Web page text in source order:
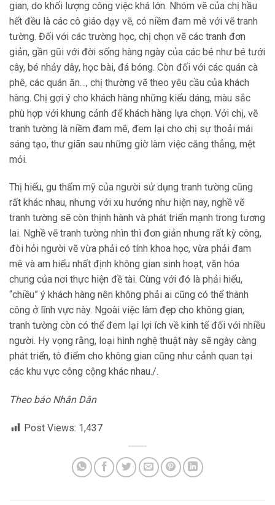
gian, do khối lượng công việc khá lớn. Nhóm vẽ của chị hầu
hết đều là các cô giáo dạy vẽ, có niềm đam mê với vẽ tranh
tường. Đối với các trường học, chị chọn vẽ các tranh đơn
giản, gần gũi với đời sống hàng ngày của các bé như bé tưới
cây, bé nhảy dây, học bài, đá bóng. Còn đối với các quán cà
phê, các quán ăn…, chị thường vẽ theo yêu cầu của khách
hàng. Chị gợi ý cho khách hàng những kiểu dáng, màu sắc
phù hợp với khung cảnh để khách hàng lựa chọn. Với chị, vẽ
tranh tường là niềm đam mê, đem lại cho chị sự thoải mái
sáng tạo, thư giãn sau những giờ làm việc căng thẳng, mệt
mỏi.
Thị hiếu, gu thẩm mỹ của người sử dụng tranh tường cũng
rất khác nhau, nhưng với xu hướng như hiện nay, nghề vẽ
tranh tường sẽ còn thịnh hành và phát triển mạnh trong tương
lai. Nghề vẽ tranh tường nhìn thì đơn giản nhưng rất kỳ công,
đòi hỏi người vẽ vừa phải có tính khoa học, vừa phải đam
mê và am hiểu nhất định không gian sinh hoạt, văn hóa
chung của nơi thực hiện đề tài. Cùng với đó là phải hiểu,
“chiều” ý khách hàng nên không phải ai cũng có thể thành
công ở lĩnh vực này. Ngoài việc làm đẹp cho không gian,
tranh tường còn có thể đem lại lợi ích về kinh tế đối với nhiều
người. Hy vọng rằng, loại hình nghệ thuật này sẽ ngày càng
phát triển, tô điểm cho không gian cũng như cảnh quan tại
các khu vực công cộng khác nhau./.
Theo báo Nhân Dân
Post Views: 1,437